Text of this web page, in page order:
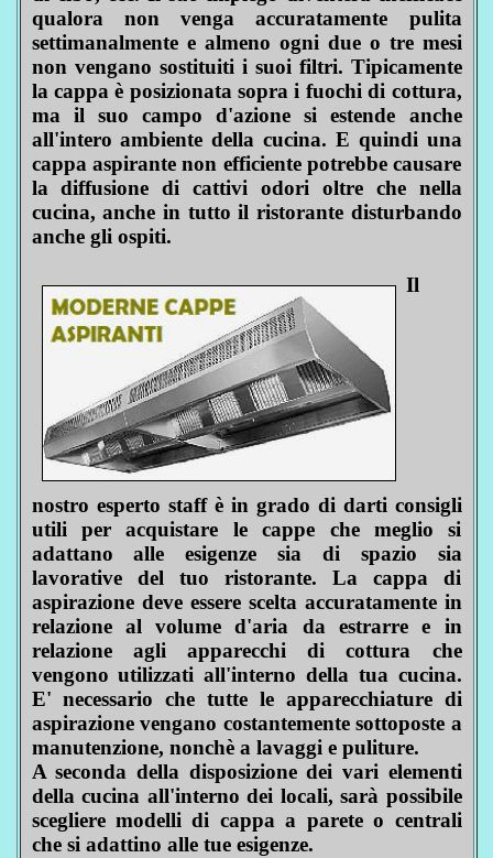
qualora non venga accuratamente pulita
settimanalmente e almeno ogni due o tre mesi
non vengano sostituiti i suoi filtri. Tipicamente
la cappa è posizionata sopra i fuochi di cottura,
ma il suo campo d'azione si estende anche
all'intero ambiente della cucina. E quindi una
cappa aspirante non efficiente potrebbe causare
la diffusione di cattivi odori oltre che nella
cucina, anche in tutto il ristorante disturbando
anche gli ospiti.
Il
nostro esperto staff è in grado di darti consigli
utili per acquistare le cappe che meglio si
adattano alle esigenze sia di spazio sia
lavorative del tuo ristorante. La cappa di
aspirazione deve essere scelta accuratamente in
relazione al volume d'aria da estrarre e in
relazione agli apparecchi di cottura che
vengono utilizzati all'interno della tua cucina.
E' necessario che tutte le apparecchiature di
aspirazione vengano costantemente sottoposte a
manutenzione, nonchè a lavaggi e puliture.
A seconda della disposizione dei vari elementi
della cucina all'interno dei locali, sarà possibile
scegliere modelli di cappa a parete o centrali
che si adattino alle tue esigenze.